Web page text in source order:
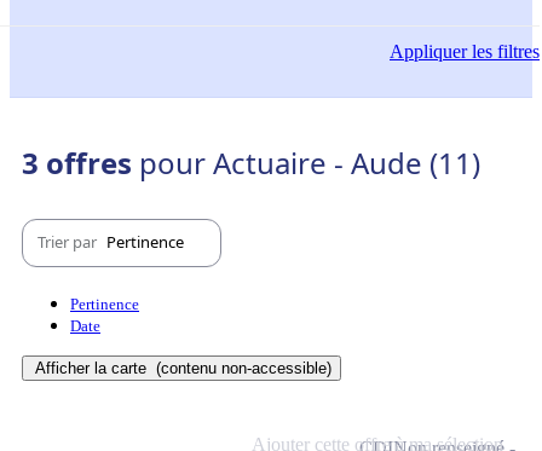
Appliquerles filtres
3 offres pour Actuaire - Aude (11)
Trier par Pertinence
Pertinence
Date
Afficher la carte (contenu non-accessible)
Ajouter cette offre à ma sélection